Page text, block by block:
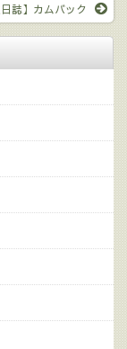
日誌】カムバック